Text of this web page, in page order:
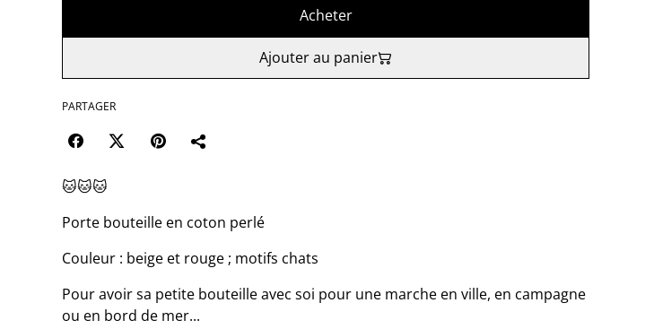
Acheter
Ajouter au panier
PARTAGER
🐱🐱🐱
Porte bouteille en coton perlé
Couleur : beige et rouge ; motifs chats
Pour avoir sa petite bouteille avec soi pour une marche en ville, en campagne
ou en bord de mer...